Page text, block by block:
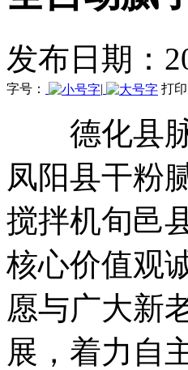
发布日期：
字号： | 打印
德化县脉
凤阳县干粉
搅拌机旬邑
核心价值观
愿与广大新
展，着力自